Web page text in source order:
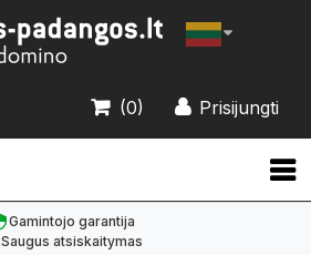
Prisijungti
(0)
Gamintojo garantija
Saugus atsiskaitymas